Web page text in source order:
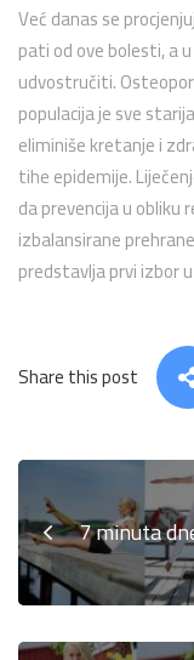
Već danas se
pati od ove bolesti, a
udvostručiti.
populacija je sve
eliminiše kretanje i
tihe epidemije.
da prevencija u
izbalansirane
predstavlja prvi izbor
Share this post
7 minuta